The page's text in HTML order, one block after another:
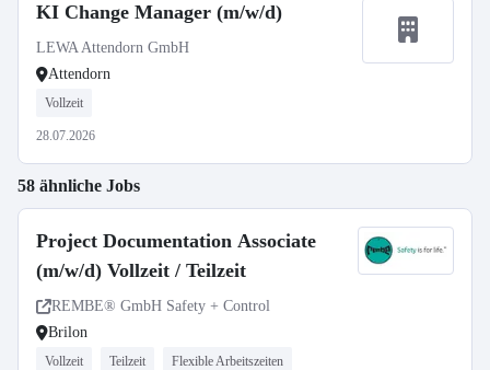
KI Change Manager (m/w/d)
LEWA Attendorn GmbH
Attendorn
Vollzeit
28.07.2026
58 ähnliche Jobs
Project Documentation Associate
(m/w/d) Vollzeit / Teilzeit
REMBE® GmbH Safety + Control
Brilon
Vollzeit Teilzeit Flexible Arbeitszeiten